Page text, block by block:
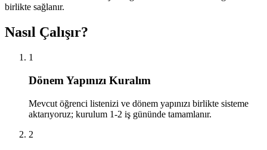
birlikte sağlanır.
Nasıl Çalışır?
1
Dönem Yapınızı Kuralım
Mevcut öğrenci listenizi ve dönem yapınızı birlikte sisteme
aktarıyoruz; kurulum 1-2 iş gününde tamamlanır.
2